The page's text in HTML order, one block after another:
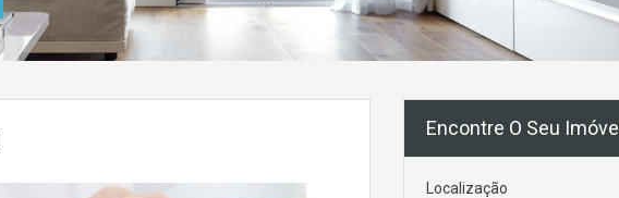
Encontre O Seu Imóvel
Localização